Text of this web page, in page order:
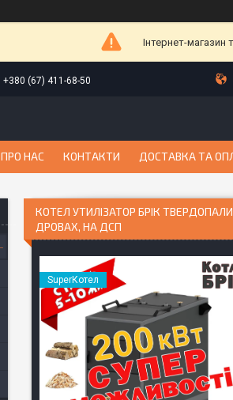
Інтернет-магазин
+380 (67) 411-68-50
ПРО НАС КОНТАКТИ ДОСТАВКА ТА
КОТЕЛ УТИЛІЗАТОР БРІК
ДРОВАХ, НА ДСП
SuperКотел